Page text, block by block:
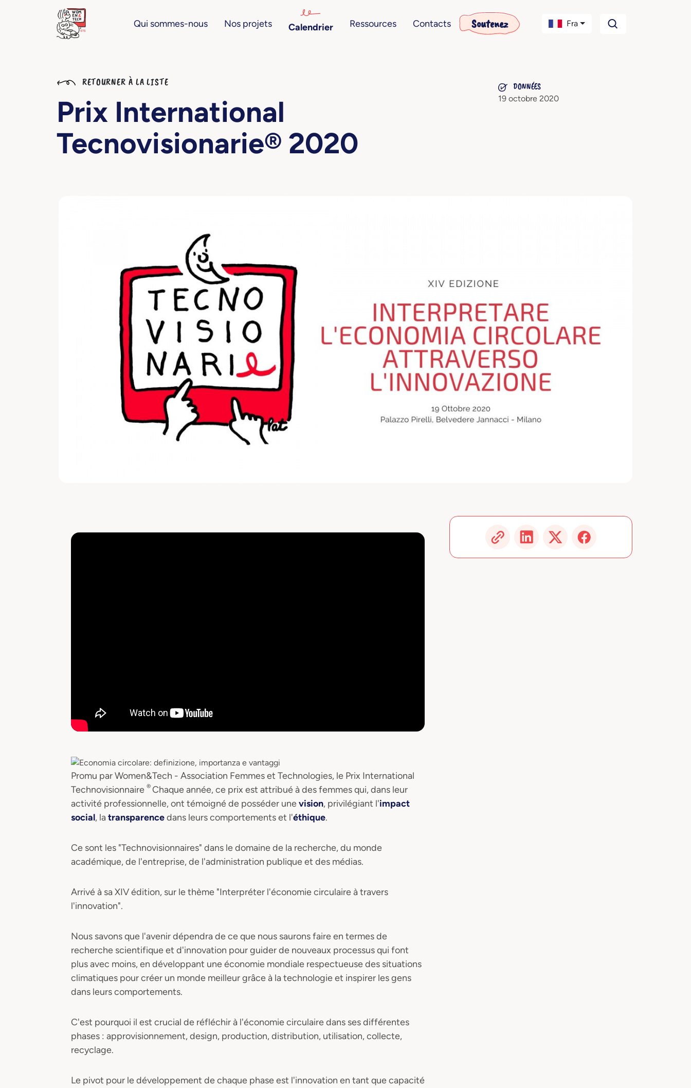
Qui sommes-nous Nos projets Calendrier Ressources Contacts Soutenez Fra
RETOURNER À LA LISTE
Prix International
Tecnovisionarie® 2020
DONNÉES
19 octobre 2020
Promu par Women&Tech - Association Femmes et Technologies, le Prix International
Technovisionnaire ®Chaque année, ce prix est attribué à des femmes qui, dans leur
activité professionnelle, ont témoigné de posséder unevision, privilégiant l'impact
social, latransparencedans leurs comportements et l'éthique.
Ce sont les "Technovisionnaires" dans le domaine de la recherche, du monde
académique, de l'entreprise, de l'administration publique et des médias.
Arrivé à sa XIV édition, sur le thème "Interpréter l'économie circulaire à travers
l'innovation".
Nous savons que l'avenir dépendra de ce que nous saurons faire en termes de
recherche scientifique et d'innovation pour guider de nouveaux processus qui font
plus avec moins, en développant une économie mondiale respectueuse des situations
climatiques pour créer un monde meilleur grâce à la technologie et inspirer les gens
dans leurs comportements.
C'est pourquoi il est crucial de réfléchir à l'économie circulaire dans ses différentes
phases : approvisionnement, design, production, distribution, utilisation, collecte,
recyclage.
Le pivot pour le développement de chaque phase est l'innovation en tant que capacité